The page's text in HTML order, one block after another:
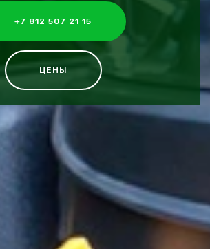
+7 812 507 21 15
ЦЕНЫ